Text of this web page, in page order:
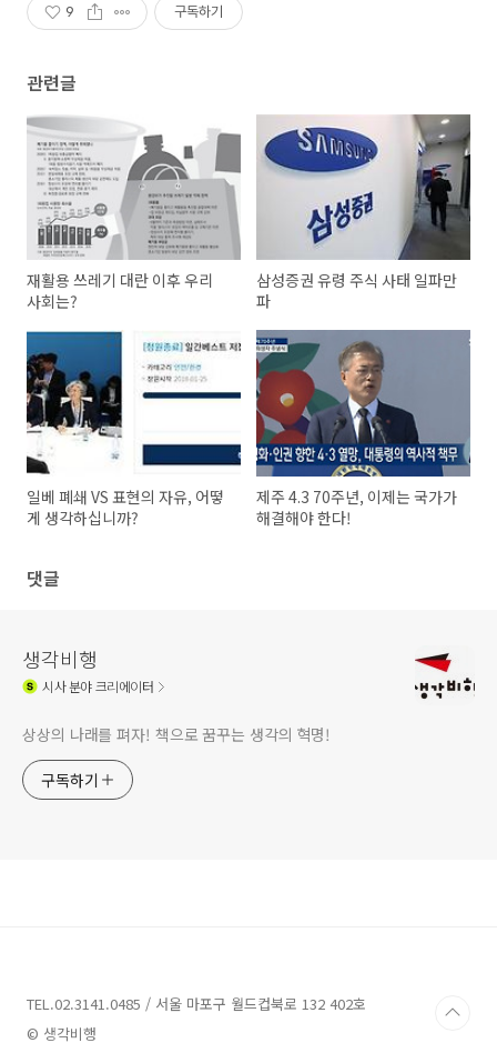
9 구독하기
관련글
재활용 쓰레기 대란 이후 우리
사회는?
삼성증권 유령 주식 사태 일파만
파
일베 폐쇄 VS 표현의 자유, 어떻
게 생각하십니까?
제주 4.3 70주년, 이제는 국가가
해결해야 한다!
댓글
생각비행
시사분야 크리에이터
상상의 나래를 펴자! 책으로 꿈꾸는 생각의 혁명!
구독하기
TEL.02.3141.0485 / 서울 마포구 월드컵북로 132 402호
© 생각비행